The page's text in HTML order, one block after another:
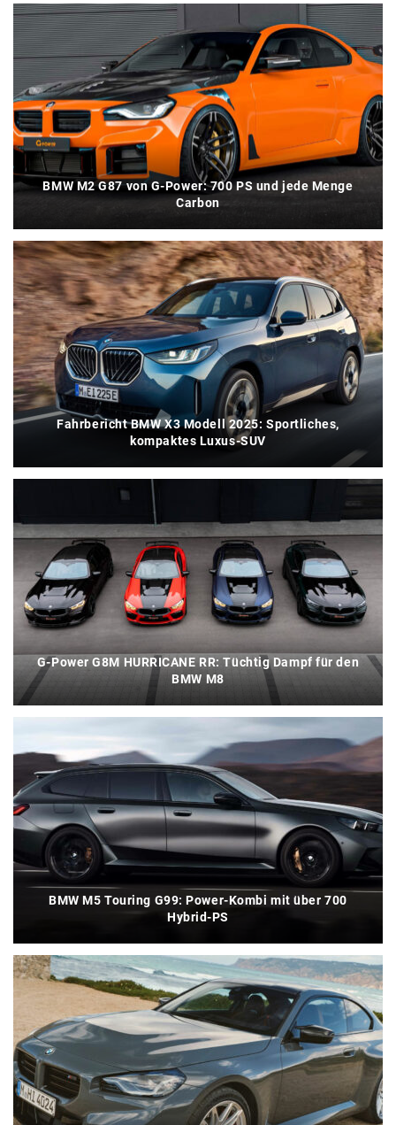
BMW M2 G87 von G-Power: 700 PS und jede Menge
Carbon
Fahrbericht BMW X3 Modell 2025: Sportliches,
kompaktes Luxus-SUV
G-Power G8M HURRICANE RR: Tüchtig Dampf für den
BMW M8
BMW M5 Touring G99: Power-Kombi mit über 700
Hybrid-PS